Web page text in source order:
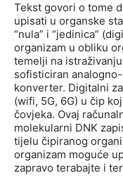
Tekst govori o tome
upisati u organske
“nula” i “jedinica”
organizam u obliku
temelji na
sofisticiran
konverter. Digitalni
(wifi, 5G, 6G) u čip
čovjeka. Ovaj
molekularni DNK
tijelu čipiranog
organizam moguće
zapravo terabajte i